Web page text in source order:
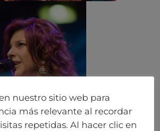
nuestro sitio web para
más relevante al recordar
repetidas. Al hacer clic en